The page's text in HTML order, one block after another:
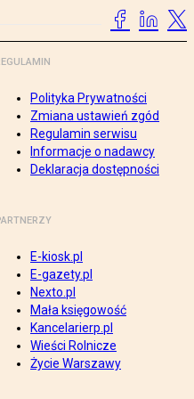
Polityka Prywatności
Zmiana ustawień zgód
Regulamin serwisu
Informacje o nadawcy
Deklaracja dostępności
E-kiosk.pl
E-gazety.pl
Nexto.pl
Mała księgowość
Kancelarierp.pl
Wieści Rolnicze
Życie Warszawy